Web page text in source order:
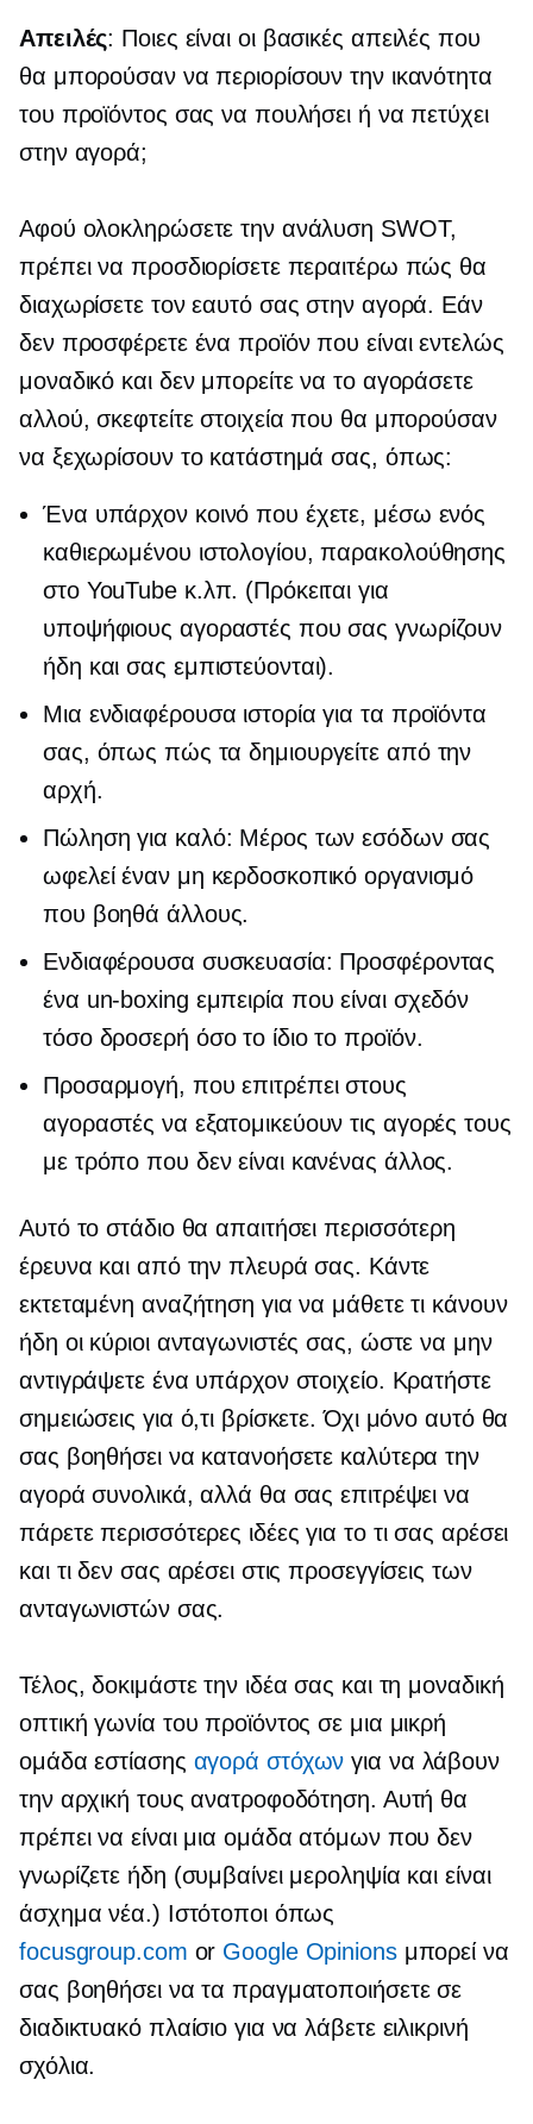
Απειλές: Ποιες είναι οι βασικές απειλές που
θα μπορούσαν να περιορίσουν την ικανότητα
του προϊόντος σας να πουλήσει ή να πετύχει
στην αγορά;
Αφού ολοκληρώσετε την ανάλυση SWOT,
πρέπει να προσδιορίσετε περαιτέρω πώς θα
διαχωρίσετε τον εαυτό σας στην αγορά. Εάν
δεν προσφέρετε ένα προϊόν που είναι εντελώς
μοναδικό και δεν μπορείτε να το αγοράσετε
αλλού, σκεφτείτε στοιχεία που θα μπορούσαν
να ξεχωρίσουν το κατάστημά σας, όπως:
Ένα υπάρχον κοινό που έχετε, μέσω ενός
καθιερωμένου ιστολογίου, παρακολούθησης
στο YouTube κ.λπ. (Πρόκειται για
υποψήφιους αγοραστές που σας γνωρίζουν
ήδη και σας εμπιστεύονται).
Μια ενδιαφέρουσα ιστορία για τα προϊόντα
σας, όπως πώς τα δημιουργείτε από την
αρχή.
Πώληση για καλό: Μέρος των εσόδων σας
ωφελεί έναν μη κερδοσκοπικό οργανισμό
που βοηθά άλλους.
Ενδιαφέρουσα συσκευασία: Προσφέροντας
ένα un-boxing εμπειρία που είναι σχεδόν
τόσο δροσερή όσο το ίδιο το προϊόν.
Προσαρμογή, που επιτρέπει στους
αγοραστές να εξατομικεύουν τις αγορές τους
με τρόπο που δεν είναι κανένας άλλος.
Αυτό το στάδιο θα απαιτήσει περισσότερη
έρευνα και από την πλευρά σας. Κάντε
εκτεταμένη αναζήτηση για να μάθετε τι κάνουν
ήδη οι κύριοι ανταγωνιστές σας, ώστε να μην
αντιγράψετε ένα υπάρχον στοιχείο. Κρατήστε
σημειώσεις για ό,τι βρίσκετε. Όχι μόνο αυτό θα
σας βοηθήσει να κατανοήσετε καλύτερα την
αγορά συνολικά, αλλά θα σας επιτρέψει να
πάρετε περισσότερες ιδέες για το τι σας αρέσει
και τι δεν σας αρέσει στις προσεγγίσεις των
ανταγωνιστών σας.
Τέλος, δοκιμάστε την ιδέα σας και τη μοναδική
οπτική γωνία του προϊόντος σε μια μικρή
ομάδα εστίασης αγορά στόχων για να λάβουν
την αρχική τους ανατροφοδότηση. Αυτή θα
πρέπει να είναι μια ομάδα ατόμων που δεν
γνωρίζετε ήδη (συμβαίνει μεροληψία και είναι
άσχημα νέα.) Ιστότοποι όπως
focusgroup.com or Google Opinionsμπορεί να
σας βοηθήσει να τα πραγματοποιήσετε σε
διαδικτυακό πλαίσιο για να λάβετε ειλικρινή
σχόλια.